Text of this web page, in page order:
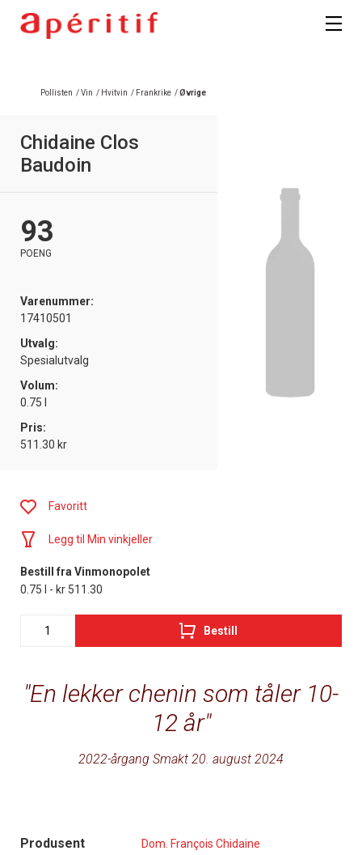
Pollisten /Vin / Hvitvin / Frankrike /Øvrige
Chidaine Clos
Baudoin
93
POENG
Varenummer:
17410501
Utvalg:
Spesialutvalg
Volum:
0.75 l
Pris:
511.30 kr
En lekker chenin som tåler 10-
12 år
2022-årgang Smakt 20. august 2024
Produsent Dom. François Chidaine
Favoritt
Legg til Min vinkjeller
Bestill fra Vinmonopolet
0.75 l - kr 511.30
Bestill